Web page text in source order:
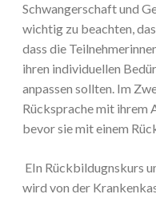
Schwangerschaft und
wichtig zu beachten,
dass die
ihren individuellen
anpassen sollten. Im
Rücksprache mit ihrem
bevor sie mit einem
EIn Rückbildugnskurs
wird von der